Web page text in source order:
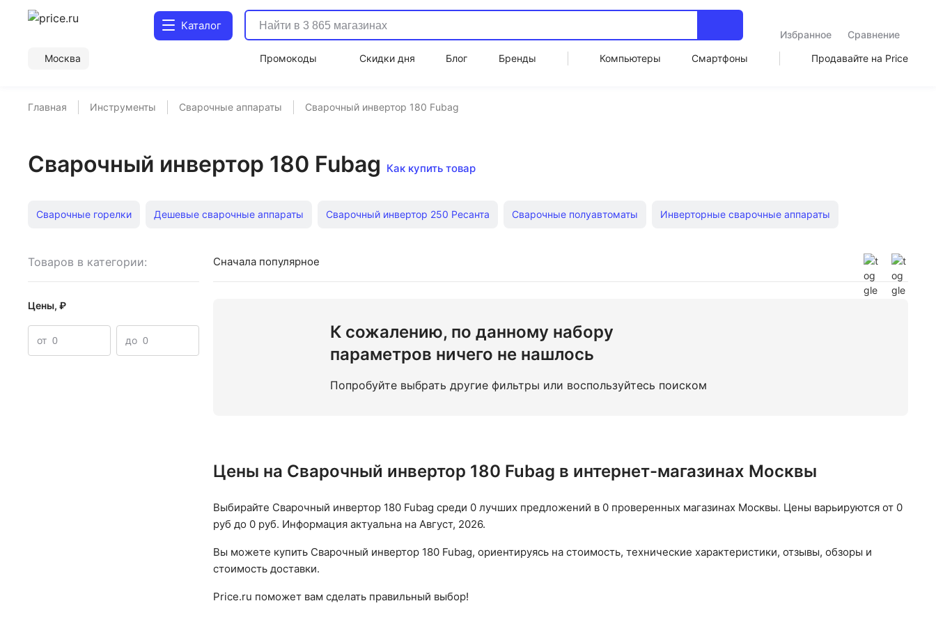
Каталог
Избранное
Сравнение
Москва
Промокоды Скидки дня Блог Бренды Компьютеры Смартфоны Продавайте на Price
Главная Инструменты Сварочные аппараты Сварочный инвертор 180 Fubag
Сварочный инвертор 180 Fubag Как купить товар
Сварочные горелки Дешевые сварочные аппараты Сварочный инвертор 250 Ресанта Сварочные полуавтоматы Инверторные сварочные аппараты
Сварочный инвертор 220 Сварочный инвертор 220 Старт Сварочный инвертор 250 Сварочный инвертор 160 Кабели для сварочных аппаратов
Аппараты плазменной резки
Товаров в категории:
Цены, ₽
от до
Сначала популярное
К сожалению, по данному набору
параметров ничего не нашлось
Попробуйте выбрать другие фильтры или воспользуйтесь поиском
Цены на Сварочный инвертор 180 Fubag в интернет-магазинах Москвы
Выбирайте Сварочный инвертор 180 Fubag среди 0 лучших предложений в 0 проверенных магазинах Москвы. Цены варьируются от 0
руб до 0 руб. Информация актуальна на Август, 2026.
Вы можете купить Сварочный инвертор 180 Fubag, ориентируясь на стоимость, технические характеристики, отзывы, обзоры и
стоимость доставки.
Price.ru поможет вам сделать правильный выбор!